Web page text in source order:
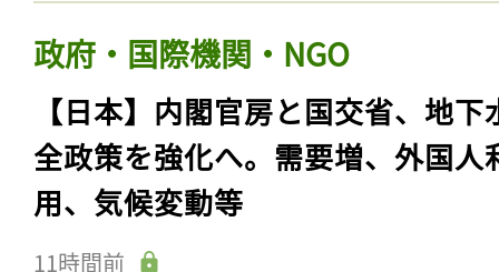
政府・国際機関・NGO
【日本】内閣官房と国交省、地下
全政策を強化へ。需要増、外国人
用、気候変動等
11時間前